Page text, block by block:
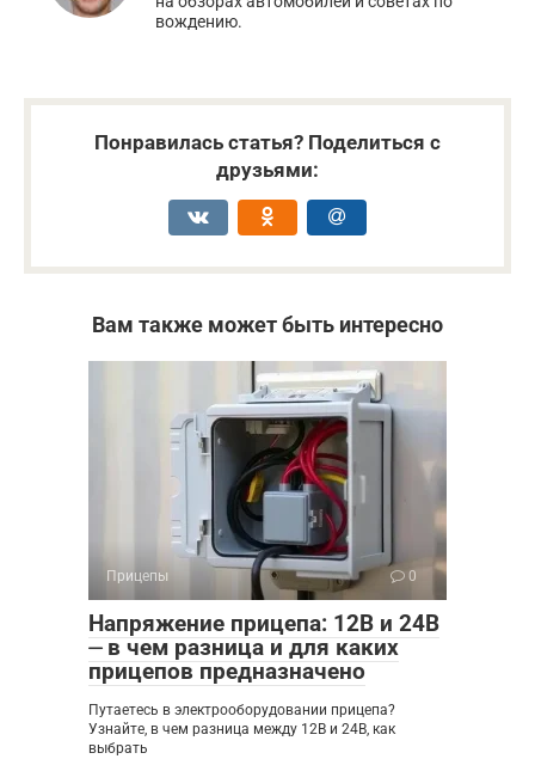
вождению.
Понравилась статья? Поделиться с
друзьями:
Вам также может быть интересно
Прицепы 0
Напряжение прицепа: 12В и 24В
⏤ в чем разница и для каких
прицепов предназначено
Путаетесь в электрооборудовании прицепа?
Узнайте, в чем разница между 12В и 24В, как
выбрать